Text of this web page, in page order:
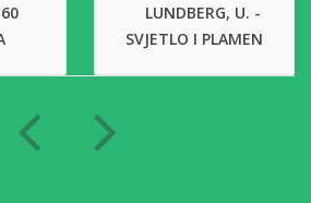
LUNDBERG, U. -
SVJETLO I PLAMEN